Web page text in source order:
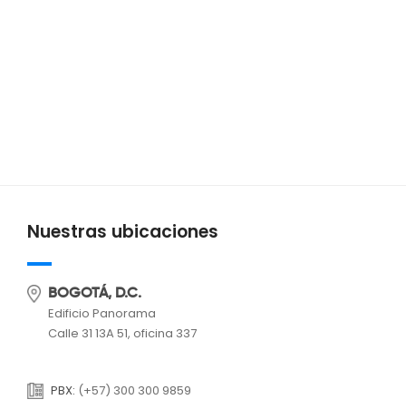
Nuestras ubicaciones
BOGOTÁ, D.C.
Edificio Panorama
Calle 31 13A 51, oficina 337
PBX: (+57) 300 300 9859